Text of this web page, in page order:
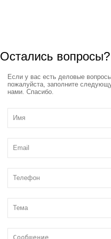
Остались вопросы?
Если у вас есть деловые
пожалуйста, заполните
нами. Спасибо.